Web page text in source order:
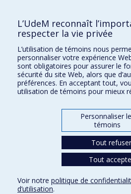
Comment soutenir l'École?
BESOIN D'AIDE?
Plan du site
Signaler une erreur
Accessibilité
FACULTÉ DES ARTS ET DES SCIENCES
Nos départements et écoles
Conditions d’utilisation
L’UdeM reconnaît
respecter la vie privée
L’utilisation de témoins nous
personnaliser votre expérience
sont obligatoires pour assurer le
sécurité du site Web, alors que
préférences. En acceptant tout,
utilisation de témoins pour mieux
Personnaliser
témoins
Tout refuser
Tout
Voir notre politique de
d’utilisation.